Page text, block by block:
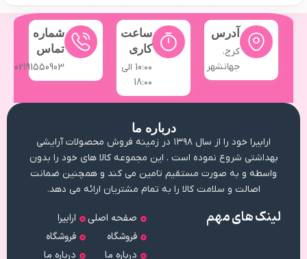
آدرس
کرج،
جهانشهر
ساعت
کاری
10:۰۰ الی
18:۰۰
شماره
تماس
02191550903
لینک های مهم
صفحه اصلی
فروشگاه
درباره ما
ارابیرا
فروشگاه
درباره ما
درباره ما
ارابیرا خود را از سال ۱۳۹۸ در زمینه فروش محصولات آرایشی
بهداشتی شروع نموده است . این مجموعه کالا های خود را بدون
واسطه و به صورت مستقیم تامین می کند و همچنین ضمانت
اصالت و سلامت کالا را به تمام مشتریان ارائه می دهد.